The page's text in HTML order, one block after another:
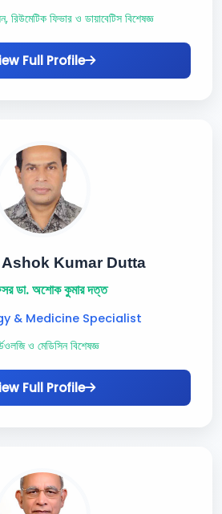
রিউমেটিক ফিভার ও ডায়াবেটিস বিশেষজ্ঞ
Full Profile
Ashok Kumar Dutta
ডা. অশোক কুমার দত্ত
& Medicine Specialist
ও মেডিসিন বিশেষজ্ঞ
Full Profile